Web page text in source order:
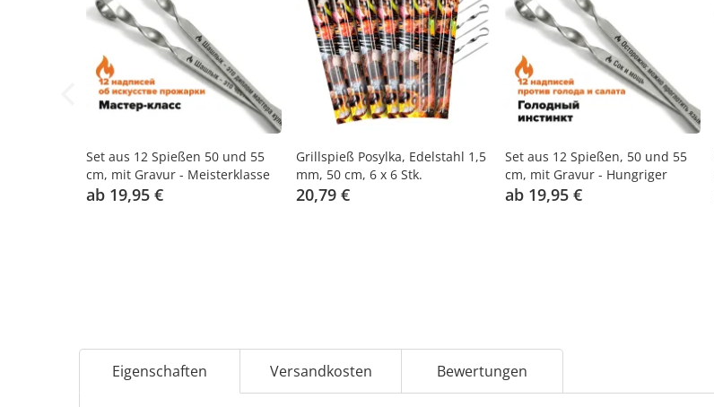
Set aus 12 Spießen 50 und 55
cm, mit Gravur - Meisterklasse
ab 19,95 €
-30%
Grillspieß Posylka, Edelstahl 1,5
mm, 50 cm, 6 х 6 Stk.
20,79 €
Set aus 12 Spießen, 50 und 55
cm, mit Gravur - Hungriger
Instinkt
ab 19,95 €
Eigenschaften Versandkosten Bewertungen